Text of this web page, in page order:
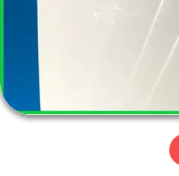
CIRCA
NOI
GIRO